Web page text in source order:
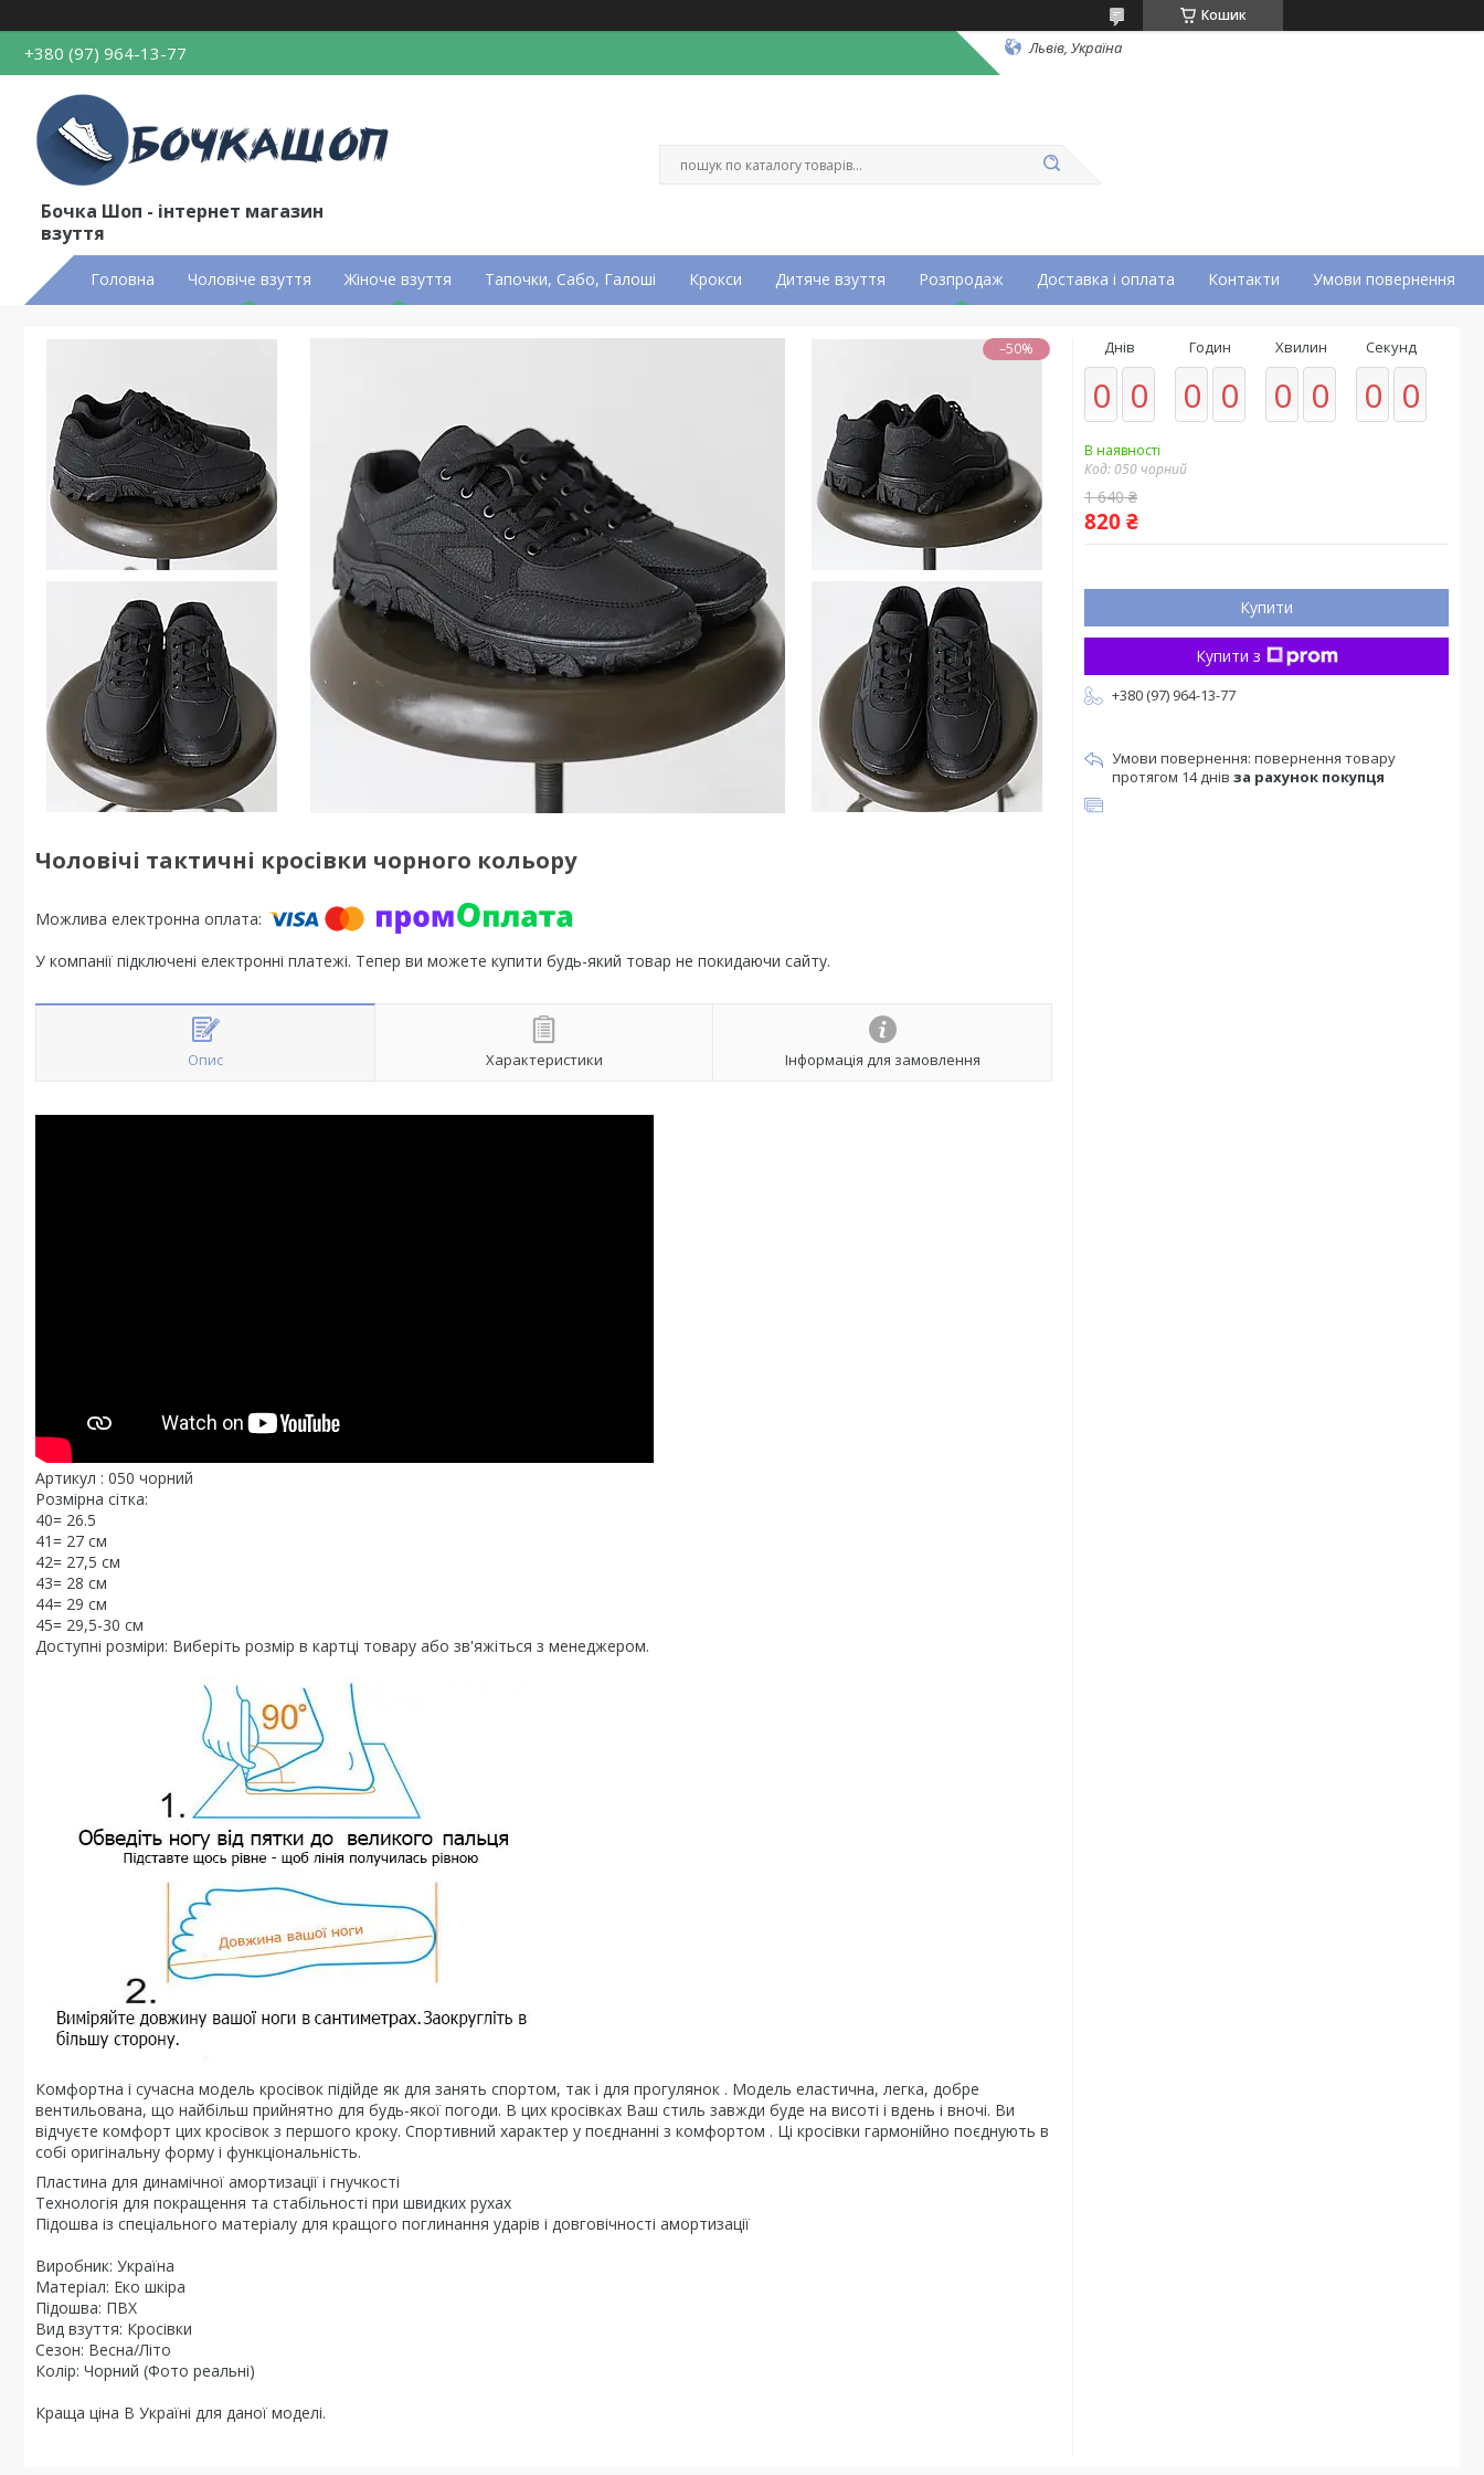
Кошик
+380 (97) 964-13-77 Львів, Україна
Бочка Шоп - інтернет магазин
взуття
Головна Чоловіче взуття Жіноче взуття Тапочки, Сабо, Галоші Крокси Дитяче взуття Розпродаж Доставка і оплата Контакти Умови повернення
–50%
Чоловічі тактичні кросівки чорного кольору
У компанії підключені електронні платежі. Тепер ви можете купити будь-який товар не покидаючи сайту.
Опис Характеристики Інформація для замовлення
Артикул : 050 чорний
Розмірна сітка:
40= 26.5
41= 27 см
42= 27,5 см
43= 28 см
44= 29 см
45= 29,5-30 см
Доступні розміри: Виберіть розмір в картці товару або зв'яжіться з менеджером.
Комфортна і сучасна модель кросівок підійде як для занять спортом, так і для прогулянок . Модель еластична, легка, добре
вентильована, що найбільш прийнятно для будь-якої погоди. В цих кросівках Ваш стиль завжди буде на висоті і вдень і вночі. Ви
відчуєте комфорт цих кросівок з першого кроку. Спортивний характер у поєднанні з комфортом . Ці кросівки гармонійно поєднують в
собі оригінальну форму і функціональність.
Пластина для динамічної амортизації і гнучкості
Технологія для покращення та стабільності при швидких рухах
Підошва із спеціального матеріалу для кращого поглинання ударів і довговічності амортизації
Виробник: Україна
Матеріал: Еко шкіра
Підошва: ПВХ
Вид взуття: Кросівки
Сезон: Весна/Літо
Колір: Чорний (Фото реальні)
Краща ціна В Україні для даної моделі.
Днів
0 0
Годин
0 0
Хвилин
0 0
Секунд
0 0
В наявності
Код: 050 чорний
1 640 ₴
820 ₴
Купити
Купити з
+380 (97) 964-13-77
повернення товару
протягом 14 днів за рахунок покупця